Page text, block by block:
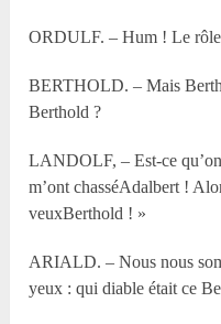
ORDULF. – Hum ! Le
BERTHOLD. – Mais
Berthold ?
LANDOLF, – Est-ce
m’ont chasséAdalbert !
veuxBerthold ! »
ARIALD. – Nous nous
yeux : qui diable était ce